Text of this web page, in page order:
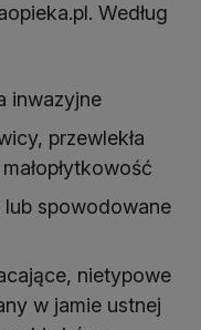
Według
inwazyjne
przewlekła
spowodowane
nietypowe
w jamie ustnej